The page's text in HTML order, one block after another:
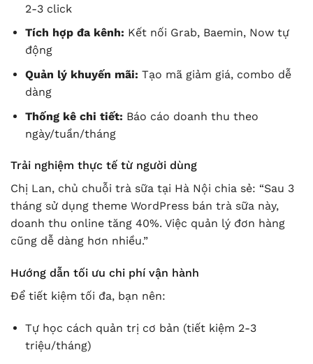
2-3 click
Tích hợp đa kênh: Kết nối Grab, Baemin, Now tự
động
Quản lý khuyến mãi: Tạo mã giảm giá, combo dễ
dàng
Thống kê chi tiết: Báo cáo doanh thu theo
ngày/tuần/tháng
Trải nghiệm thực tế từ người dùng
Chị Lan, chủ chuỗi trà sữa tại Hà Nội chia sẻ: “Sau 3
tháng sử dụng theme WordPress bán trà sữa này,
doanh thu online tăng 40%. Việc quản lý đơn hàng
cũng dễ dàng hơn nhiều.”
Hướng dẫn tối ưu chi phí vận hành
Để tiết kiệm tối đa, bạn nên:
Tự học cách quản trị cơ bản (tiết kiệm 2-3
triệu/tháng)